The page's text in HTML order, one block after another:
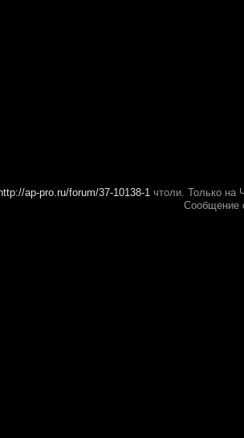
http://ap-pro.ru/forum/37-10138-1 чтоли. Только на
Сообщение